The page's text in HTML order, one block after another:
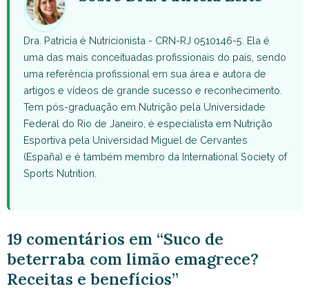
Dra. Patricia é Nutricionista - CRN-RJ 0510146-5. Ela é
uma das mais conceituadas profissionais do país, sendo
uma referência profissional em sua área e autora de
artigos e vídeos de grande sucesso e reconhecimento.
Tem pós-graduação em Nutrição pela Universidade
Federal do Rio de Janeiro, é especialista em Nutrição
Esportiva pela Universidad Miguel de Cervantes
(España) e é também membro da International Society of
Sports Nutrition.
19 comentários em “Suco de
beterraba com limão emagrece?
Receitas e benefícios”